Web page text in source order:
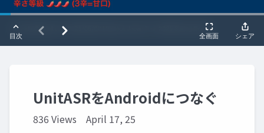
UnitASRをAndroidにつなぐ
836 Views April 17, 25